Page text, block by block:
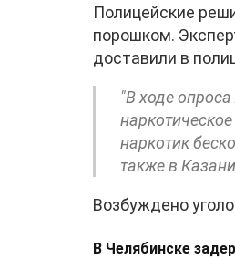
Полицейские
порошком.
доставили в
"В ходе
наркотик
также в
Возбуждено
В Челябинске